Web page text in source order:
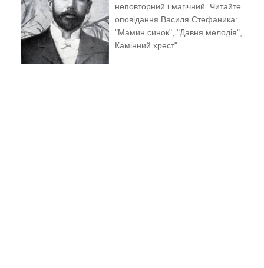
неповторний і магічний. Читайте
оповідання Василя Стефаника:
"Мамин синок", "Давня мелодія",
Камінний хрест".